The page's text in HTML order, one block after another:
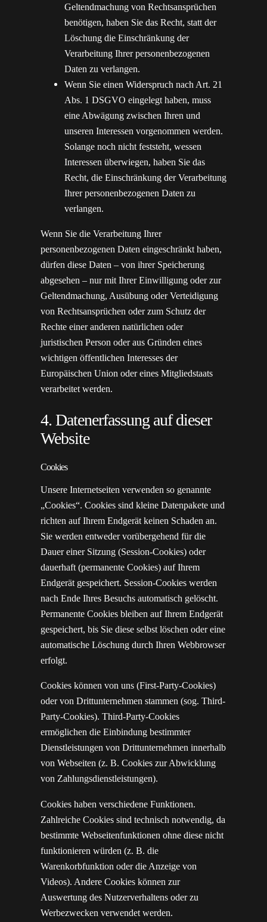
Geltendmachung von Rechtsansprüchen
benötigen, haben Sie das Recht, statt der
Löschung die Einschränkung der
Verarbeitung Ihrer personenbezogenen
Daten zu verlangen.
Wenn Sie einen Widerspruch nach Art. 21
Abs. 1 DSGVO eingelegt haben, muss
eine Abwägung zwischen Ihren und
unseren Interessen vorgenommen werden.
Solange noch nicht feststeht, wessen
Interessen überwiegen, haben Sie das
Recht, die Einschränkung der Verarbeitung
Ihrer personenbezogenen Daten zu
verlangen.
Wenn Sie die Verarbeitung Ihrer
personenbezogenen Daten eingeschränkt haben,
dürfen diese Daten – von ihrer Speicherung
abgesehen – nur mit Ihrer Einwilligung oder zur
Geltendmachung, Ausübung oder Verteidigung
von Rechtsansprüchen oder zum Schutz der
Rechte einer anderen natürlichen oder
juristischen Person oder aus Gründen eines
wichtigen öffentlichen Interesses der
Europäischen Union oder eines Mitgliedstaats
verarbeitet werden.
4. Datenerfassung auf dieser
Website
Cookies
Unsere Internetseiten verwenden so genannte
„Cookies“. Cookies sind kleine Datenpakete und
richten auf Ihrem Endgerät keinen Schaden an.
Sie werden entweder vorübergehend für die
Dauer einer Sitzung (Session-Cookies) oder
dauerhaft (permanente Cookies) auf Ihrem
Endgerät gespeichert. Session-Cookies werden
nach Ende Ihres Besuchs automatisch gelöscht.
Permanente Cookies bleiben auf Ihrem Endgerät
gespeichert, bis Sie diese selbst löschen oder eine
automatische Löschung durch Ihren Webbrowser
erfolgt.
Cookies können von uns (First-Party-Cookies)
oder von Drittunternehmen stammen (sog. Third-
Party-Cookies). Third-Party-Cookies
ermöglichen die Einbindung bestimmter
Dienstleistungen von Drittunternehmen innerhalb
von Webseiten (z. B. Cookies zur Abwicklung
von Zahlungsdienstleistungen).
Cookies haben verschiedene Funktionen.
Zahlreiche Cookies sind technisch notwendig, da
bestimmte Webseitenfunktionen ohne diese nicht
funktionieren würden (z. B. die
Warenkorbfunktion oder die Anzeige von
Videos). Andere Cookies können zur
Auswertung des Nutzerverhaltens oder zu
Werbezwecken verwendet werden.